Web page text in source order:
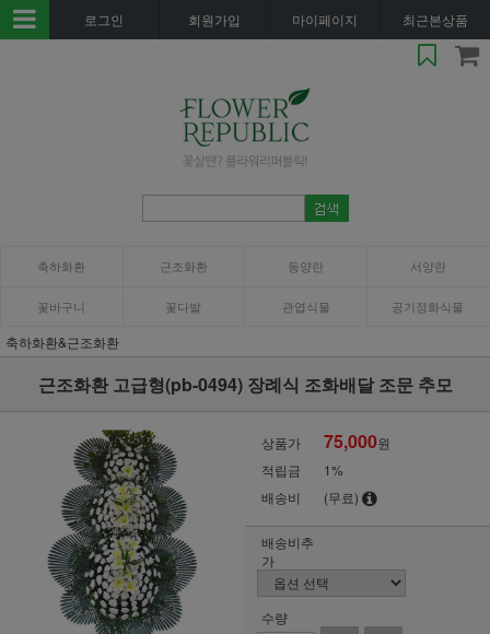
로그인 회원가입 마이페이지 최근본상품
축하화환 근조화환 동양란 서양란
꽃바구니 꽃다발 관엽식물 공기정화식물
축하화환&근조화환
근조화환 고급형(pb-0494) 장례식 조화배달 조문 추모
상품가 75,000원
적립금
1%
배송비
(무료)
배송비추
가
수량